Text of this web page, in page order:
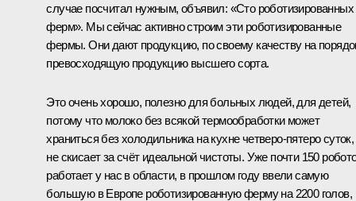
случае посчитал нужным, объявил: «Сто роботизированных
ферм». Мы сейчас активно строим эти роботизированные
фермы. Они дают продукцию, по своему качеству на
превосходящую продукцию высшего сорта.
Это очень хорошо, полезно для больных людей, для детей,
потому что молоко без всякой термообработки может
храниться без холодильника на кухне четверо-пятеро суток,
не скисает за счёт идеальной чистоты. Уже почти 150
работает у нас в области, в прошлом году ввели самую
большую в Европе роботизированную ферму на 2200 голов,